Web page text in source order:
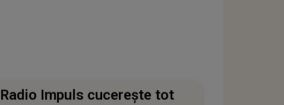
Radio Impuls cucerește tot